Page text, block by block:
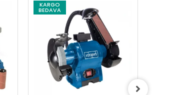
KARGO
BEDAVA